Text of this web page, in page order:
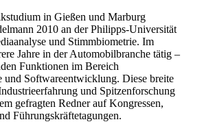
in Gießen und Marburg
2010 an der Philipps-Universität
und Stimmbiometrie. Im
Jahre in der Automobilbranche tätig –
Funktionen im Bereich
und Softwareentwicklung. Diese breite
und Spitzenforschung
gefragten Redner auf Kongressen,
Führungskräftetagungen.